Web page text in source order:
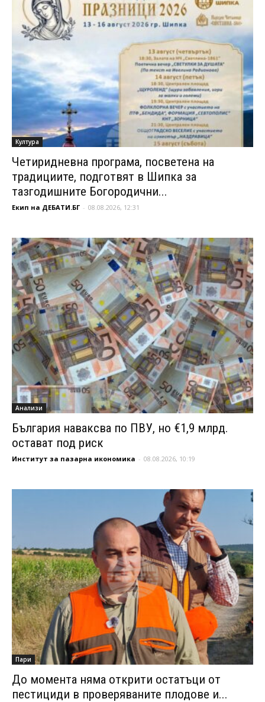
Култура
Четиридневна програма, посветена на
традициите, подготвят в Шипка за
тазгодишните Богородични...
Екип на ДЕБАТИ.БГ - 08.08.2026, 12:31
Анализи
България наваксва по ПВУ, но €1,9 млрд.
остават под риск
Институт за пазарна икономика - 08.08.2026, 10:19
Пари
До момента няма открити остатъци от
пестициди в проверяваните плодове и...